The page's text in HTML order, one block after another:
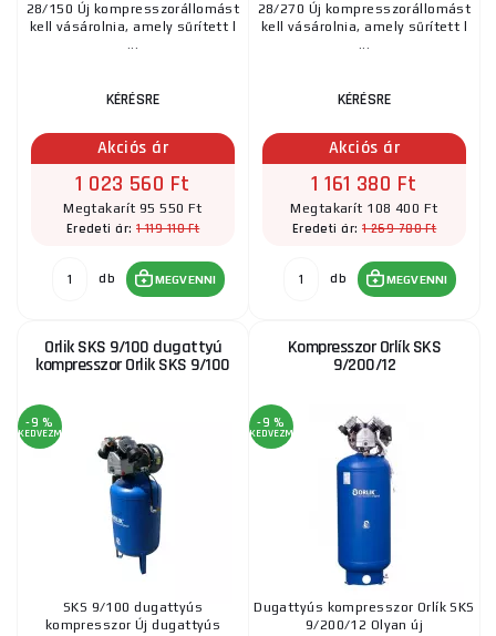
28/150 Új kompresszorállomást
kell vásárolnia, amely sűrített l
...
KÉRÉSRE
Akciós ár
1 023 560 Ft
Megtakarít 95 550 Ft
Eredeti ár: 1 119 110 Ft
db MEGVENNI
28/270 Új kompresszorállomást
kell vásárolnia, amely sűrített l
...
KÉRÉSRE
Akciós ár
1 161 380 Ft
Megtakarít 108 400 Ft
Eredeti ár: 1 269 780 Ft
db MEGVENNI
Orlik SKS 9/100 dugattyú
kompresszor Orlik SKS 9/100
-9 %
KEDVEZMÉNY
SKS 9/100 dugattyús
kompresszor Új dugattyús
Kompresszor Orlík SKS
9/200/12
-9 %
KEDVEZMÉNY
Dugattyús kompresszor Orlík SKS
9/200/12 Olyan új